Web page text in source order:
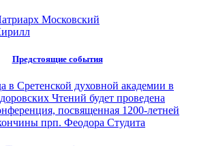
Московский
Предстоящие события
в Сретенской духовной академии в
Чтений будет проведена
посвященная 1200-летней
прп. Феодора Студита